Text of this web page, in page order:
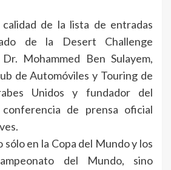
de la lista de entradas
de la Desert Challenge
Mohammed Ben Sulayem,
de Automóviles y Touring de
Unidos y fundador del
de prensa oficial
sólo en la Copa del Mundo y los
del Mundo, sino